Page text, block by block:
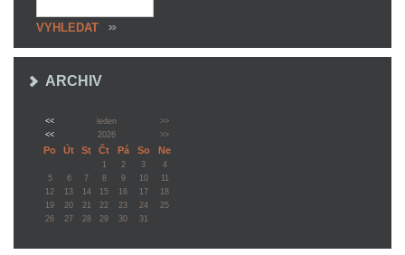
ARCHIV
<< leden
>>
<<
2026 >>
Po Út St Čt Pá So Ne
1 2 3
4
5
6 7 8 9 10
11
12
13 14 15 16 17
18
19
20 21 22 23 24
25
26
27 28 29 30 31